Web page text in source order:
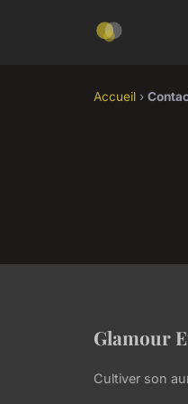
Accueil ›
Glamour
Cultiver son